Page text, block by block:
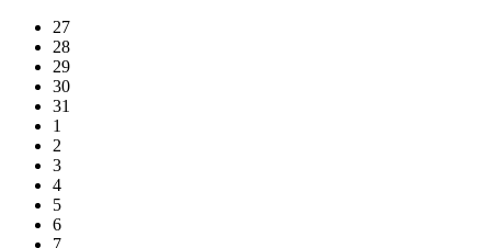
27
28
29
30
31
1
2
3
4
5
6
7